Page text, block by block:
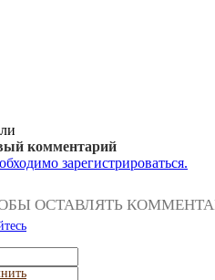
комментарий
зарегистрироваться.
ОСТАВЛЯТЬ